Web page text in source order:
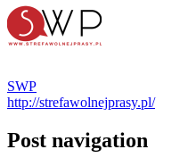
SWP
http://strefawolnejprasy.pl/
Post navigation